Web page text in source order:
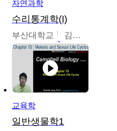
자연과학
수리통계학(I)
부산대학교 김충락
교육학
일반생물학1